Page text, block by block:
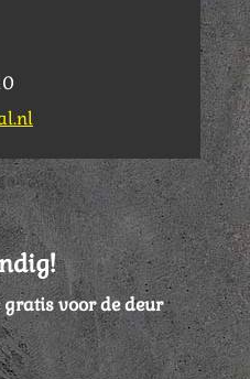
gratis voor de deur